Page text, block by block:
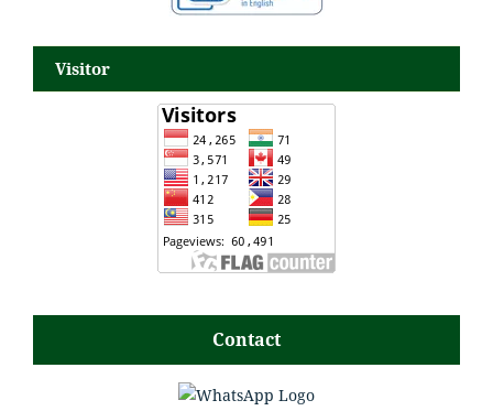
Visitor
Contact